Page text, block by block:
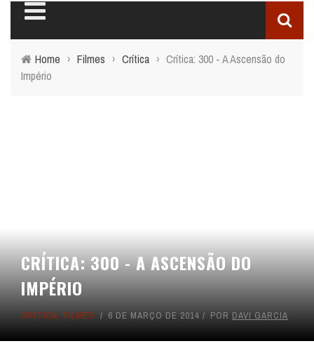
Home › Filmes › Crítica › Crítica: 300 - A Ascensão do
Império
CRÍTICA: 300 - A ASCENSÃO DO
IMPÉRIO
CRÍTICA, FILMES 6 DE MARÇO DE 2014 POR DAVI GARCIA